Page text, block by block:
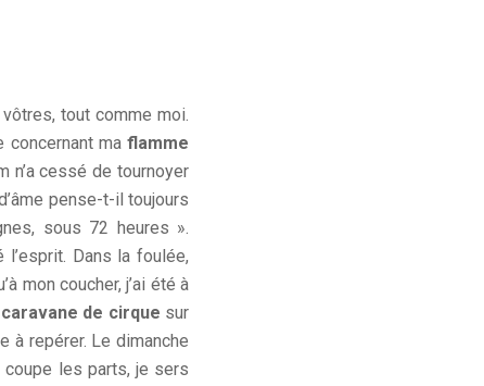
tout comme moi.
concernant maflamme
n’a cessé de tournoyer
pense-t-il toujours
sous 72 heures ».
l’esprit. Dans la foulée,
mon coucher, j’ai été à
caravane de cirque sur
à repérer. Le dimanche
les parts, je sers